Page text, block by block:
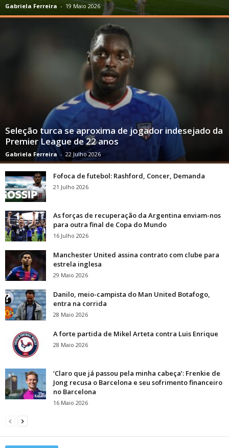
Gabriela Ferreira - 19 Maio 2026
Seleção turca se aproxima de jogador indesejado da
Premier League de 22 anos
Gabriela Ferreira - 22 Julho 2026
Fofoca de futebol: Rashford, Concer, Demanda
21 Julho 2026
As forças de recuperação da Argentina enviam-nos
para outra final de Copa do Mundo
16 Julho 2026
Manchester United assina contrato com clube para
estrela inglesa
29 Maio 2026
Danilo, meio-campista do Man United Botafogo,
entra na corrida
28 Maio 2026
A forte partida de Mikel Arteta contra Luis Enrique
28 Maio 2026
‘Claro que já passou pela minha cabeça’: Frenkie de
Jong recusa o Barcelona e seu sofrimento financeiro
no Barcelona
16 Maio 2026